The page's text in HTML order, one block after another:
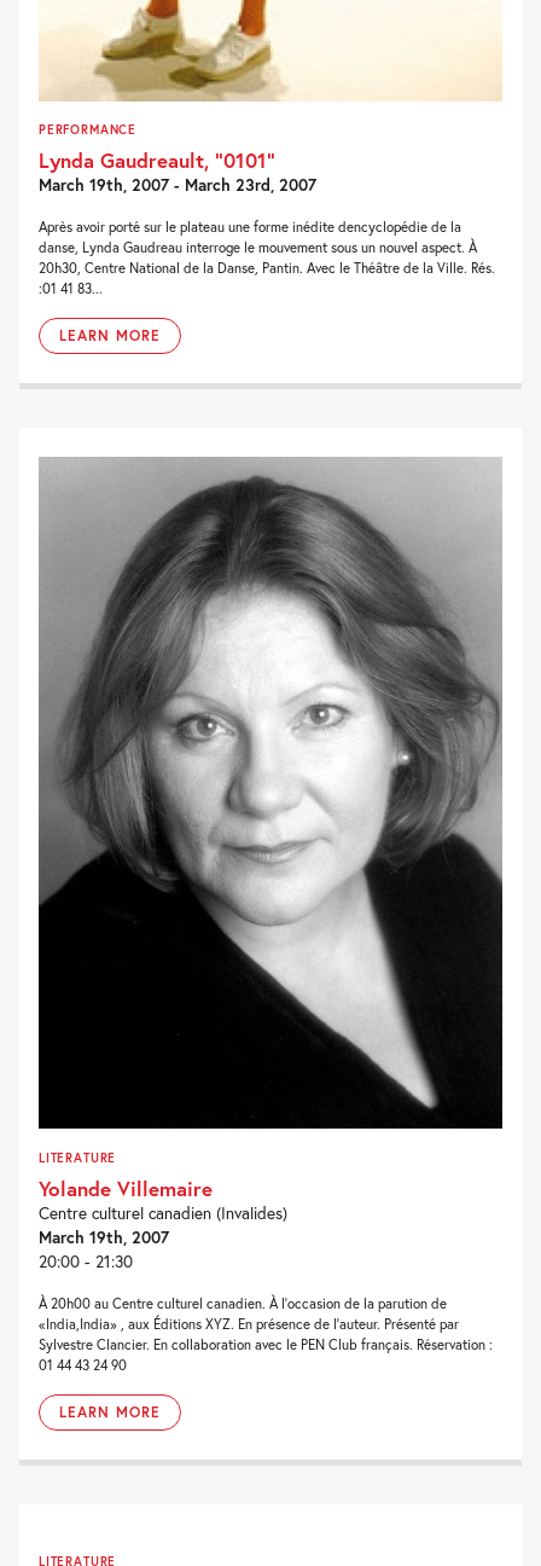
PERFORMANCE
Lynda Gaudreault, “0101”
March 19th, 2007 - March 23rd, 2007
Après avoir porté sur le plateau une forme inédite dencyclopédie de la
danse, Lynda Gaudreau interroge le mouvement sous un nouvel aspect. À
20h30, Centre National de la Danse, Pantin. Avec le Théâtre de la Ville. Rés.
:01 41 83...
LEARN MORE
LITERATURE
Yolande Villemaire
Centre culturel canadien (Invalides)
March 19th, 2007
20:00 - 21:30
À 20h00 au Centre culturel canadien. À l'occasion de la parution de
«India,India» , aux Éditions XYZ. En présence de l'auteur. Présenté par
Sylvestre Clancier. En collaboration avec le PEN Club français. Réservation :
01 44 43 24 90
LEARN MORE
LITERATURE